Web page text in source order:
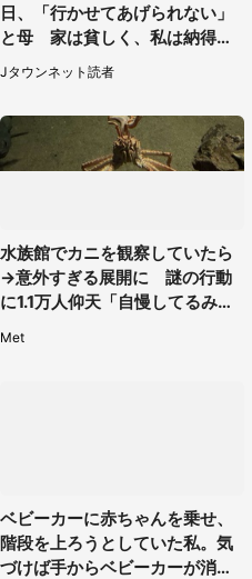
日、「行かせてあげられない」
と母 家は貧しく、私は納得し
たけれど...（北海道・70代以上
女性）
Jタウンネット読者
水族館でカニを観察していたら
→意外すぎる展開に 謎の行動
に1.1万人仰天「自慢してるみた
Met
ベビーカーに赤ちゃんを乗せ、
階段を上ろうとしていた私。気
づけば手からベビーカーが消え